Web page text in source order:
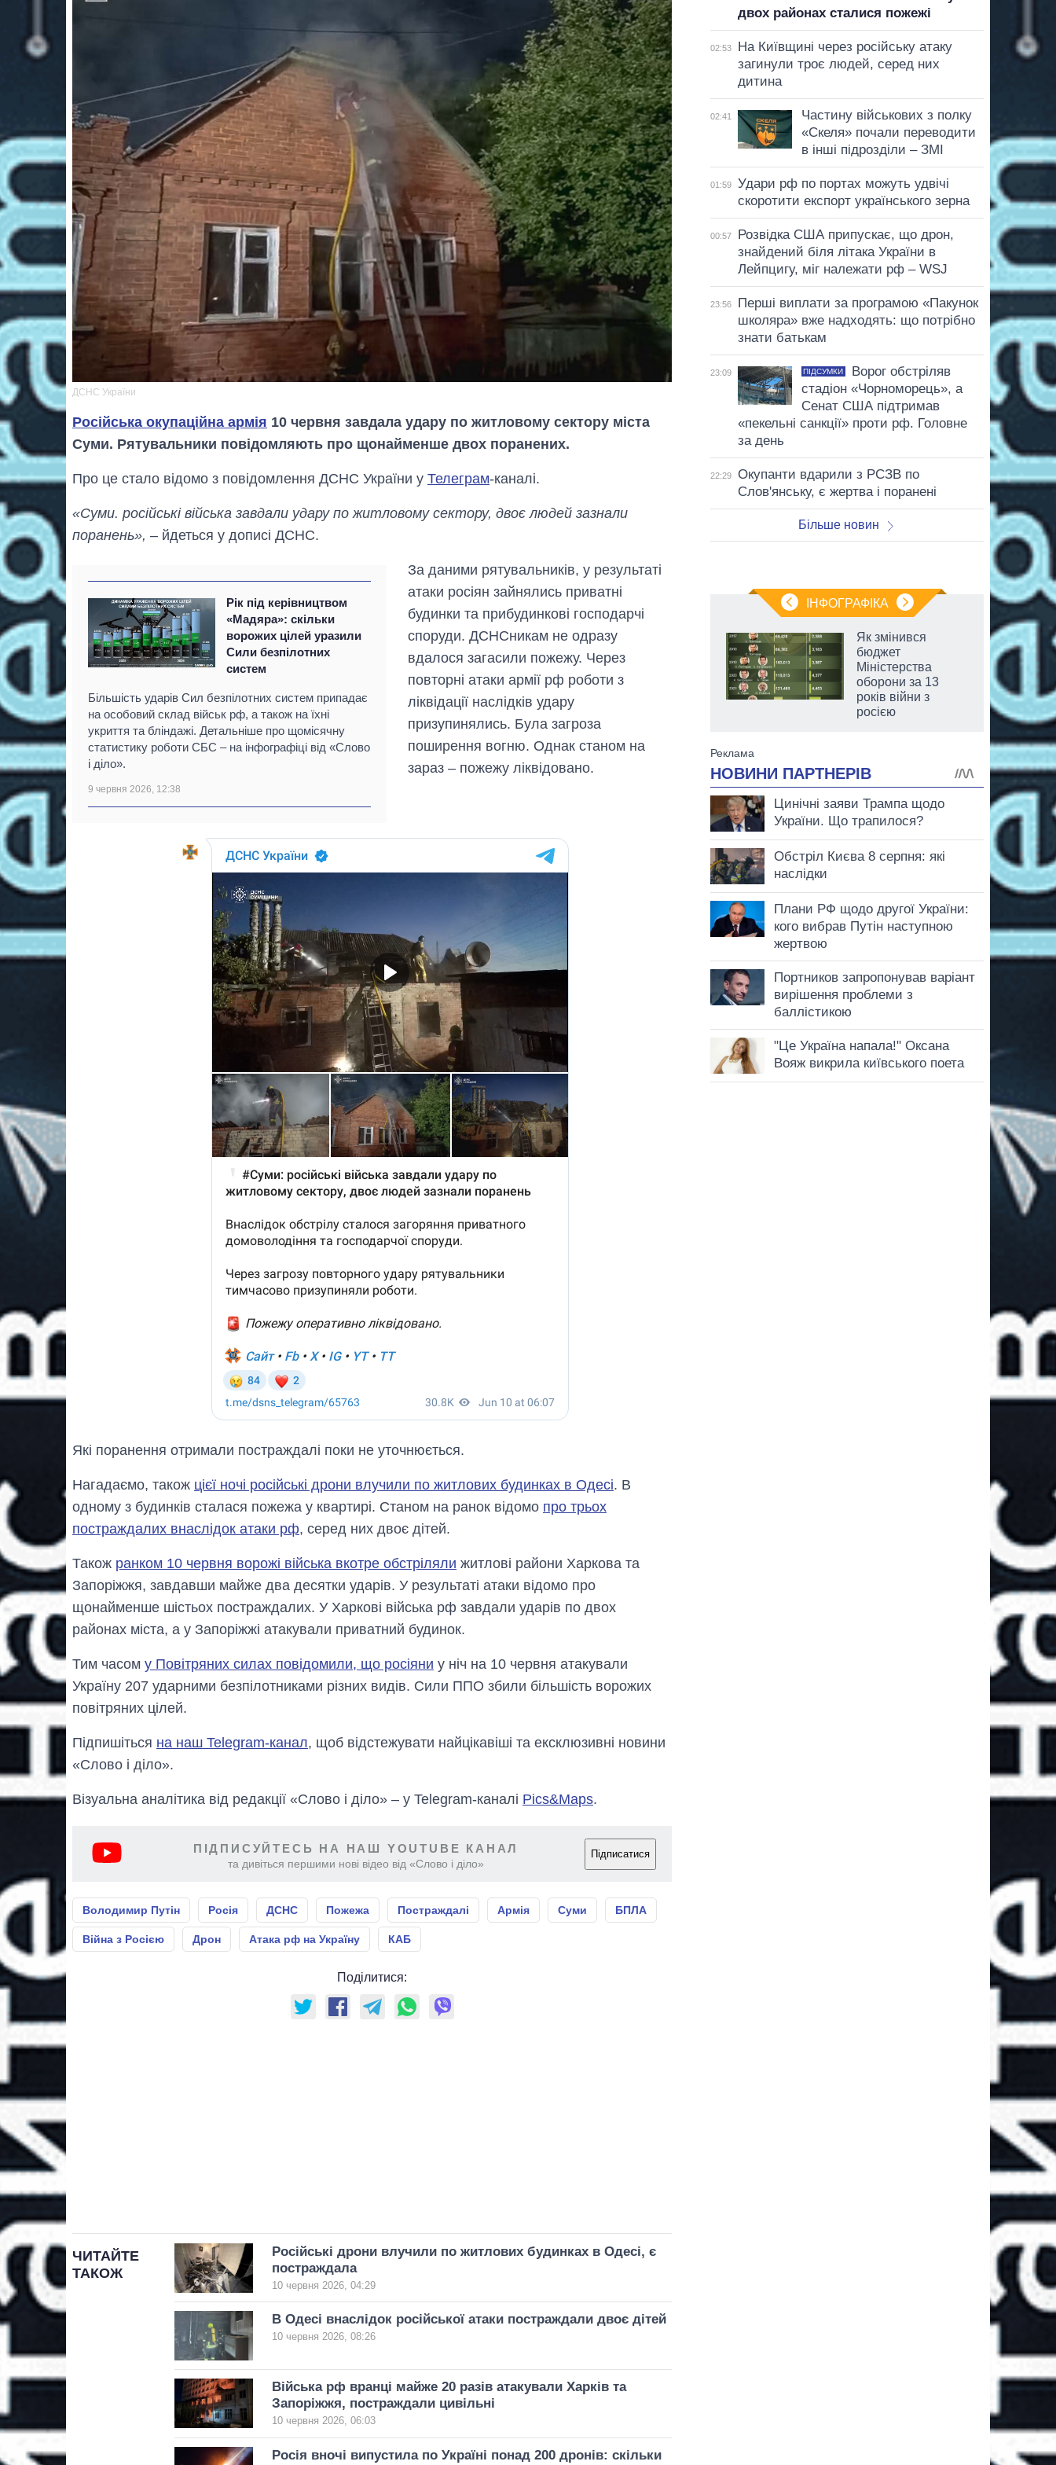
ДСНС України
Російська окупаційна армія 10 червня завдала удару по житловому сектору міста
Суми. Рятувальники повідомляють про щонайменше двох поранених.
Про це стало відомо з повідомлення ДСНС України у Телеграм-каналі.
«Суми. російські війська завдали удару по житловому сектору, двоє людей зазнали
поранень», – йдеться у дописі ДСНС.
Рік під керівництвом
«Мадяра»: скільки
ворожих цілей уразили
Сили безпілотних
систем
Більшість ударів Сил безпілотних систем припадає
на особовий склад військ рф, а також на їхні
укриття та бліндажі. Детальніше про щомісячну
статистику роботи СБС – на інфографіці від «Слово
і діло».
9 червня 2026, 12:38
За даними рятувальників, у результаті
атаки росіян зайнялись приватні
будинки та прибудинкові господарчі
споруди. ДСНСникам не одразу
вдалося загасили пожежу. Через
повторні атаки армії рф роботи з
ліквідації наслідків удару
призупинялись. Була загроза
поширення вогню. Однак станом на
зараз – пожежу ліквідовано.
Які поранення отримали постраждалі поки не уточнюється.
Нагадаємо, також цієї ночі російські дрони влучили по житлових будинках в Одесі. В
одному з будинків сталася пожежа у квартирі. Станом на ранок відомо про трьох
постраждалих внаслідок атаки рф, серед них двоє дітей.
Також ранком 10 червня ворожі війська вкотре обстріляли житлові райони Харкова та
Запоріжжя, завдавши майже два десятки ударів. У результаті атаки відомо про
щонайменше шістьох постраждалих. У Харкові війська рф завдали ударів по двох
районах міста, а у Запоріжжі атакували приватний будинок.
Тим часом у Повітряних силах повідомили, що росіяни у ніч на 10 червня атакували
Україну 207 ударними безпілотниками різних видів. Сили ППО збили більшість ворожих
повітряних цілей.
Підпишіться на наш Telegram-канал, щоб відстежувати найцікавіші та ексклюзивні новини
«Слово і діло».
Візуальна аналітика від редакції «Слово і діло» – у Telegram-каналі Pics&Maps.
ПІДПИСУЙТЕСЬ НА НАШ YOUTUBE КАНАЛ
та дивіться першими нові відео від «Слово і діло»
Підписатися
Володимир Путін Росія ДСНС Пожежа Постраждалі Армія Суми БПЛА
Війна з Росією Дрон Атака рф на Україну КАБ
Поділитися:
ЧИТАЙТЕ
ТАКОЖ
Російські дрони влучили по житлових будинках в Одесі, є
постраждала
10 червня 2026, 04:29
В Одесі внаслідок російської атаки постраждали двоє дітей
10 червня 2026, 08:26
Війська рф вранці майже 20 разів атакували Харків та
Запоріжжя, постраждали цивільні
10 червня 2026, 06:03
Росія вночі випустила по Україні понад 200 дронів: скільки
двох районах сталися пожежі
02:53
На Київщині через російську атаку
загинули троє людей, серед них
дитина
02:41
Частину військових з полку
«Скеля» почали переводити
в інші підрозділи – ЗМІ
01:59
Удари рф по портах можуть удвічі
скоротити експорт українського зерна
00:57
Розвідка США припускає, що дрон,
знайдений біля літака України в
Лейпцигу, міг належати рф – WSJ
23:56
Перші виплати за програмою «Пакунок
школяра» вже надходять: що потрібно
знати батькам
23:09 ПІДСУМКИ
Ворог обстріляв
стадіон «Чорноморець», а
Сенат США підтримав
«пекельні санкції» проти рф. Головне
за день
22:29
Окупанти вдарили з РСЗВ по
Слов'янську, є жертва і поранені
Більше новин
ІНФОГРАФІКА
Від 1 місяця – до 5
років: хто і як
довго обіймав
посаду керівника
Як змінився
бюджет
Міністерства
оборони за 13
років війни з
росією